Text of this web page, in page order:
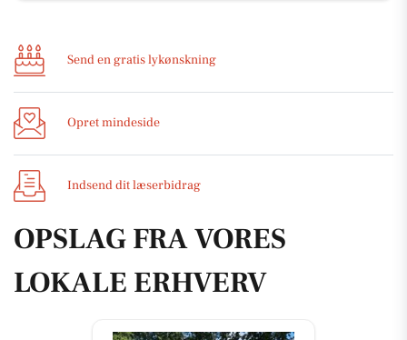
Send en gratis lykønskning
Opret mindeside
Indsend dit læserbidrag
OPSLAG FRA VORES
LOKALE ERHVERV